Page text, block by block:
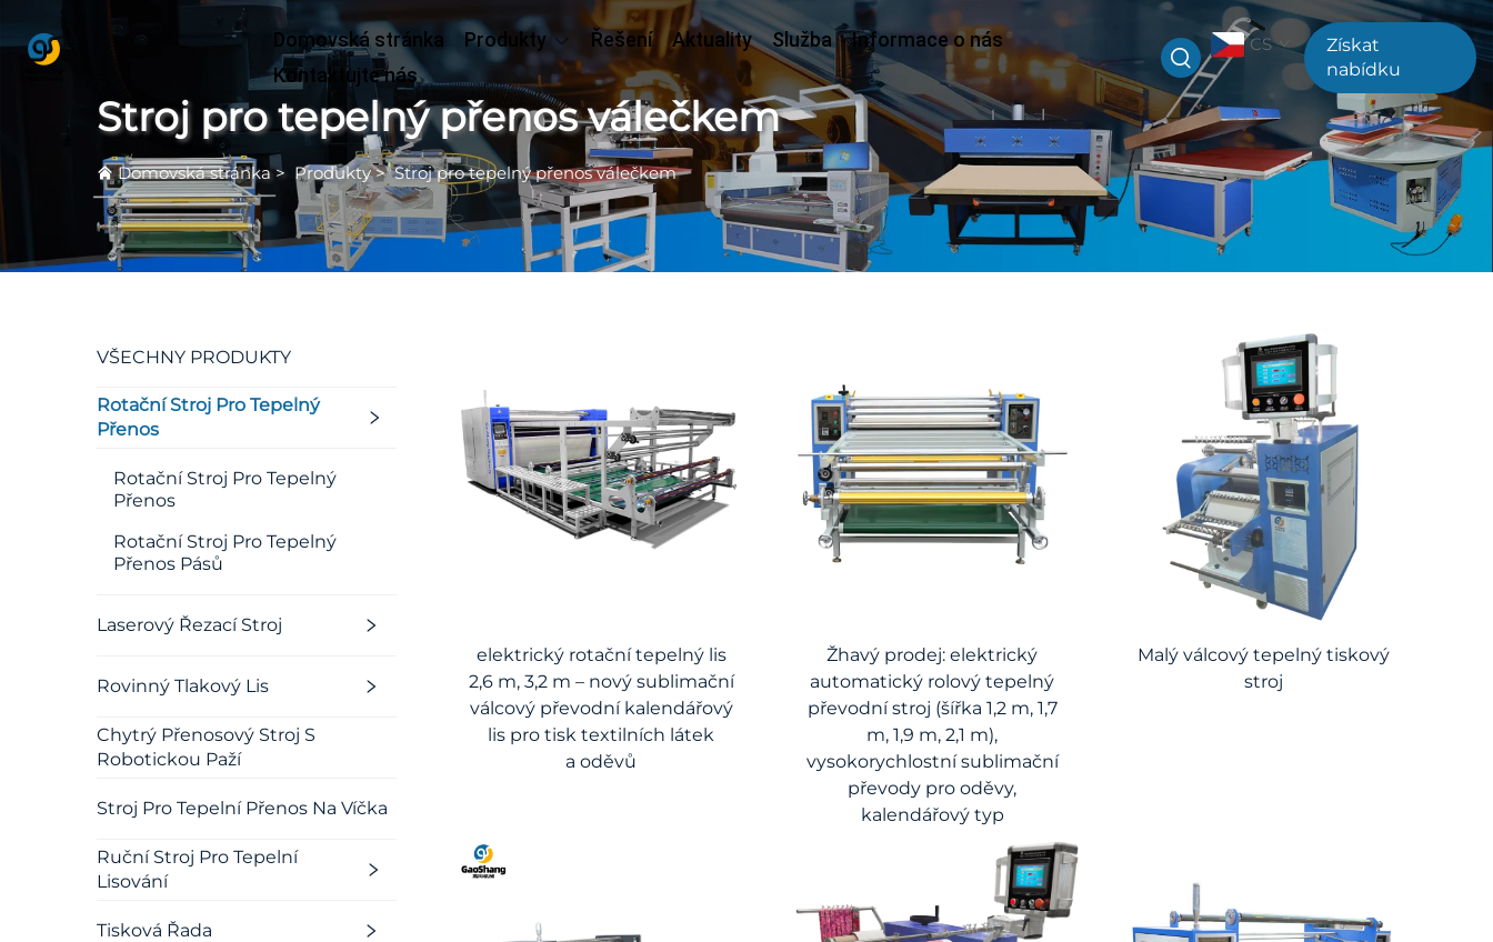
Domovská stránka Produkty Řešení Aktuality Služba
Informace o nás
Kontaktujte nás
CS
Získat
nabídku
Stroj pro tepelný přenos válečkem
Domovská stránka> Produkty>Stroj pro tepelný přenos válečkem
VŠECHNY PRODUKTY
Rotační Stroj Pro Tepelný
Přenos
Rotační Stroj Pro Tepelný
Přenos
Rotační Stroj Pro Tepelný
Přenos Pásů
Laserový Řezací Stroj
Rovinný Tlakový Lis
Chytrý Přenosový Stroj S
Robotickou Paží
Stroj Pro Tepelní Přenos Na Víčka
Ruční Stroj Pro Tepelní
Lisování
Tisková Řada
elektrický rotační tepelný lis
2,6 m, 3,2 m – nový sublimační
válcový převodní kalendářový
lis pro tisk textilních látek
a oděvů
Žhavý prodej: elektrický
automatický rolový tepelný
převodní stroj (šířka 1,2 m, 1,7
m, 1,9 m, 2,1 m),
vysokorychlostní sublimační
převody pro oděvy,
kalendářový typ
Malý válcový tepelný tiskový
stroj